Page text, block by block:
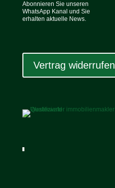
Abonnieren Sie unseren
WhatsApp Kanal und Sie
erhalten aktuelle News.
Vertrag widerrufen